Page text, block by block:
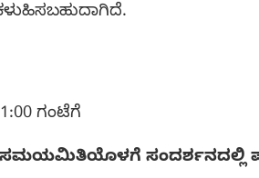
ಗಂಟೆಗೆ
ಸಮಯಮಿತಿಯೊಳಗೆ ಸಂದರ್ಶನದಲ್ಲಿ